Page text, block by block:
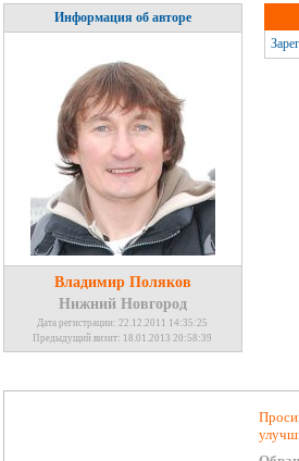
Информация об авторе
Владимир Поляков
Нижний Новгород
Дата регистрации: 22.12.2011 14:35:25
Предыдущий визит: 18.01.2013 20:58:39